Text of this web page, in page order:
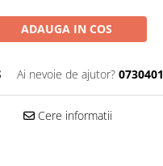
ADAUGA IN COS
Ai nevoie de ajutor?
Cere informatii